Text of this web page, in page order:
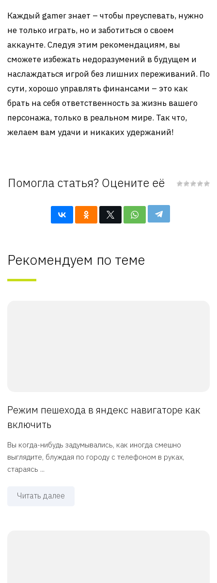
Каждый gamer знает – чтобы преуспевать, нужно
не только играть, но и заботиться о своем
аккаунте. Следуя этим рекомендациям, вы
сможете избежать недоразумений в будущем и
наслаждаться игрой без лишних переживаний. По
сути, хорошо управлять финансами – это как
брать на себя ответственность за жизнь вашего
персонажа, только в реальном мире. Так что,
желаем вам удачи и никаких удержаний!
Помогла статья? Оцените её
Рекомендуем по теме
Режим пешехода в яндекс навигаторе как
включить
Вы когда-нибудь задумывались, как иногда смешно
выглядите, блуждая по городу с телефоном в руках,
стараясь ...
Читать далее